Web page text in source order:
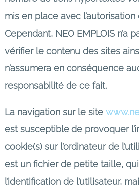
mis en place avec l’autorisation
Cependant, NEO EMPLOIS n’a
vérifier le contenu des sites
n’assumera en conséquence
responsabilité de ce fait.
La navigation sur le site
est susceptible de provoquer
cookie(s) sur l’ordinateur de
est un fichier de petite taille,
l’identification de l’utilisateur,